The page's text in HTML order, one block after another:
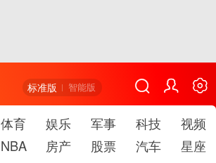
标准版 智能版
体育 娱乐 军事 科技
视频
NBA 房产 股票 汽车
星座